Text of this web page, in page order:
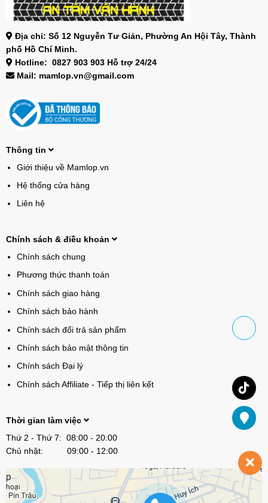
Địa chỉ: Số 12 Nguyễn Tư Giản, Phường An Hội Tây, Thành
phố Hồ Chí Minh.
Hotline: 0827 903 903 Hỗ trợ 24/24
Mail: mamlop.vn@gmail.com
Thông tin
Giới thiệu về Mamlop.vn
Hệ thống cửa hàng
Liên hệ
Chính sách & điều khoản
Chính sách chung
Phương thức thanh toán
Chính sách giao hàng
Chính sách bảo hành
Chính sách đổi trả sản phẩm
Chính sách bảo mật thông tin
Chính sách Đại lý
Chính sách Affiliate - Tiếp thị liên kết
Thời gian làm việc
Thứ 2 - Thứ 7: 08:00 - 20:00
Chủ nhật: 09:00 - 12:00